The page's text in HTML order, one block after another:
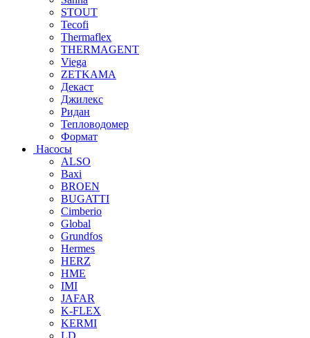
STOUT
Tecofi
Thermaflex
THERMAGENT
Viega
ZETKAMA
Декаст
Джилекс
Ридан
Тепловодомер
Формат
Насосы
ALSO
Baxi
BROEN
BUGATTI
Cimberio
Global
Grundfos
Hermes
HERZ
HME
IMI
JAFAR
K-FLEX
KERMI
LD